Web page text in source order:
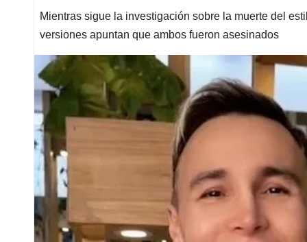
Mientras sigue la investigación sobre la muerte del
versiones apuntan que ambos fueron asesinados